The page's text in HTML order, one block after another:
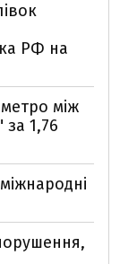
РФ на
між
1,76